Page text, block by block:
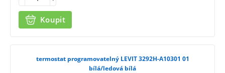
Koupit
termostat programovatelný LEVIT 3292H-A10301 01
bílá/ledová bílá